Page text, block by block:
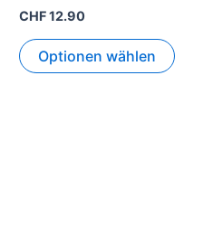
CHF12.90
Optionen wählen